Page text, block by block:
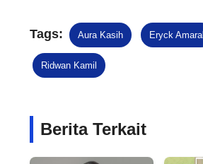
Tags: Aura Kasih Eryck Amaral
Ridwan Kamil
Berita Terkait